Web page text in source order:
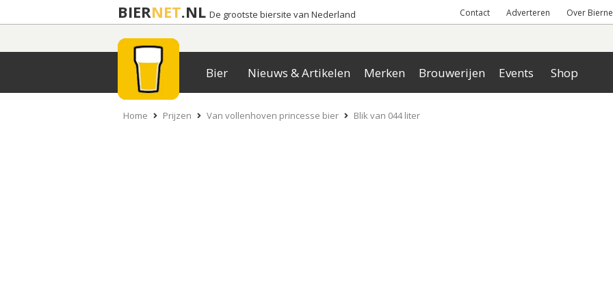
BIERNET.NL De grootste biersite van Nederland Contact Adverteren Over
Bier Nieuws & Artikelen Merken Brouwerijen Events Shop
Home Prijzen Van vollenhoven princesse bier Blik van 044 liter